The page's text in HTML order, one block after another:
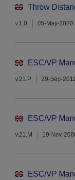
Throw
v.1.0 05-May-2020
ESC/VP
v.21.P 29-Sep-2011
ESC/VP
v.21.M 19-Nov-
ESC/VP